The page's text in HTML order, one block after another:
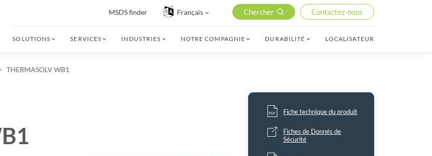
MSDS finder Français Chercher Contactez-nous
SOLUTIONS SERVICES INDUSTRIES NOTRE COMPAGNIE DURABILITÉ LOCALISATEUR
THERMASOLV WB1
Fiche technique du produit
Fiches de Donnés de
Sécurité